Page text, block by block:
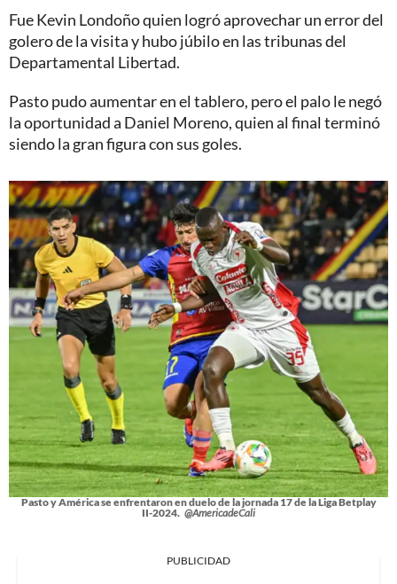
Fue Kevin Londoño quien logró aprovechar un error del
golero de la visita y hubo júbilo en las tribunas del
Departamental Libertad.
Pasto pudo aumentar en el tablero, pero el palo le negó
la oportunidad a Daniel Moreno, quien al final terminó
siendo la gran figura con sus goles.
Pasto y América se enfrentaron en duelo de la jornada 17 de la Liga Betplay
II-2024. @AmericadeCali
PUBLICIDAD